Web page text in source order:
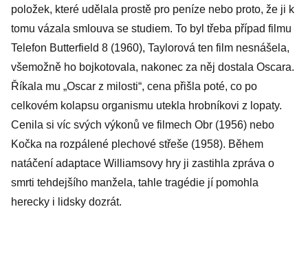
položek, které udělala prostě pro peníze nebo proto, že ji k
tomu vázala smlouva se studiem. To byl třeba případ filmu
Telefon Butterfield 8 (1960), Taylorová ten film nesnášela,
všemožně ho bojkotovala, nakonec za něj dostala Oscara.
Říkala mu „Oscar z milosti“, cena přišla poté, co po
celkovém kolapsu organismu utekla hrobníkovi z lopaty.
Cenila si víc svých výkonů ve filmech Obr (1956) nebo
Kočka na rozpálené plechové střeše (1958). Během
natáčení adaptace Williamsovy hry ji zastihla zpráva o
smrti tehdejšího manžela, tahle tragédie jí pomohla
herecky i lidsky dozrát.